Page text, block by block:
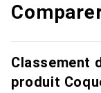
Classement
produit